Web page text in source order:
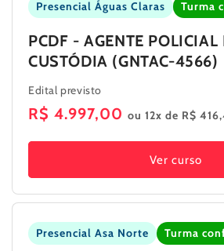
Presencial Águas Claras Turma
PCDF - AGENTE POLICIAL
CUSTÓDIA (GNTAC-4566)
Edital previsto
Preço
normal
R$ 4.997,00 ou 12x de R$
Ver curso
Presencial Asa Norte Turma